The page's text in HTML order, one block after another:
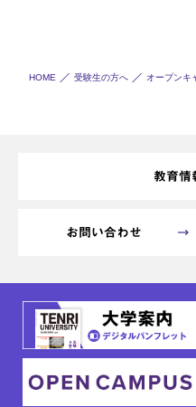
HOME 受験生の方へ オープンキ
教育情
お問い合わせ